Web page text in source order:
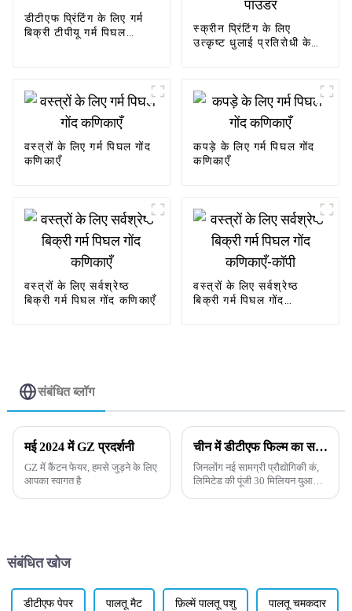
डीटीएफ प्रिंटिंग के लिए गर्म
बिक्री टीपीयू गर्म पिघल
स्क्रीन प्रिंटिंग के लिए
उत्कृष्ट धुलाई प्रतिरोधी के
वस्त्रों के लिए गर्म पिघल गोंद
कणिकाएँ
कपड़े के लिए गर्म पिघल गोंद
कणिकाएँ
वस्त्रों के लिए सर्वश्रेष्ठ
बिक्री गर्म पिघल गोंद कणिकाएँ
वस्त्रों के लिए सर्वश्रेष्ठ
बिक्री गर्म पिघल गोंद
संबंधित ब्लॉग
मई 2024 में GZ प्रदर्शनी
GZ में कैंटन फेयर, हमसे जुड़ने के लिए
आपका स्वागत है
चीन में डीटीएफ फिल्म का सबसे बड़ा निर्माता।
जिनलोंग नई सामग्री प्रौद्योगिकी कं,
लिमिटेड की पूंजी 30 मिलियन युआन है,
संबंधित खोज
डीटीएफ पेपर पालतू मैट फ़िल्में पालतू पशु पालतू चमकदार